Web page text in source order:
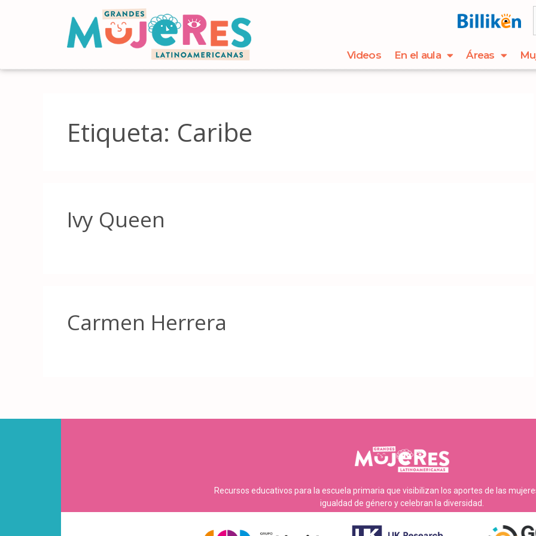
Videos En el aula Áreas
Etiqueta: Caribe
Ivy Queen
Carmen Herrera
Recursos educativos para la escuela primaria que visibilizan los aportes de las
igualdad de género y celebran la diversidad.